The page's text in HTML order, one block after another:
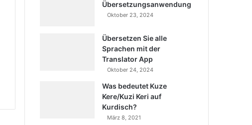
Übersetzungsanwendung
Oktober 23, 2024
Übersetzen Sie alle
Sprachen mit der
Translator App
Oktober 24, 2024
Was bedeutet Kuze
Kere/Kuzi Keri auf
Kurdisch?
März 8, 2021